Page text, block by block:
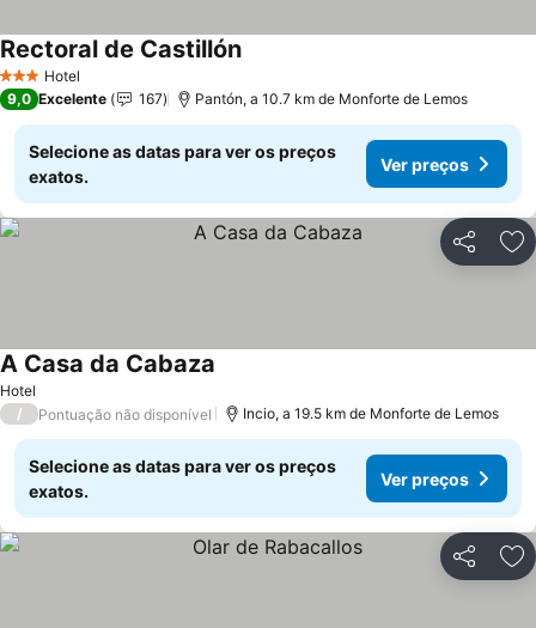
3 EstrelasHotel
Rectoral de Castillón
9,0 Excelente 167 Pantón, a 10.7 km de Monforte de Lemos
Selecione as datas para ver os preços
exatos.
Ver preços
Partilhar
Hotel
A Casa da Cabaza
/ Pontuação não disponível Incio, a 19.5 km de Monforte de Lemos
Selecione as datas para ver os preços
exatos.
Ver preços
Partilhar